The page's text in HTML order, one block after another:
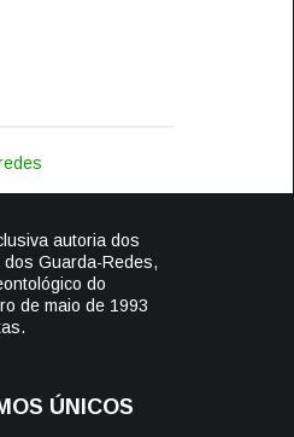
autoria dos
Guarda-Redes,
do
de maio de 1993
ÚNICOS